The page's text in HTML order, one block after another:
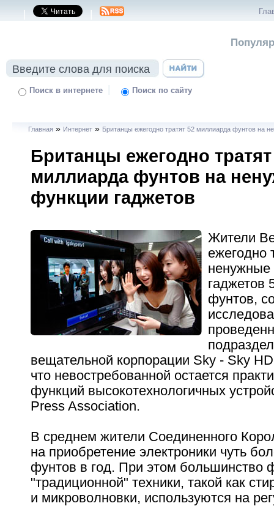
| |
Поиск в интернете | Поиск по сайту
Главная » Интернет » Британцы ежегодно тратят 52 миллиарда фунтов на
Британцы ежегодно
миллиарда фунтов на
функции гаджетов
Жители
ежегодно
гаджетов
фунтов,
вещательной корпорации Sky - Sky
что невостребованной остается
функций высокотехнологичных
Press Association.
В среднем жители Соединенного
на приобретение электроники чуть
фунтов в год. При этом большинство
"традиционной" техники, такой как
и микроволновки, используются на